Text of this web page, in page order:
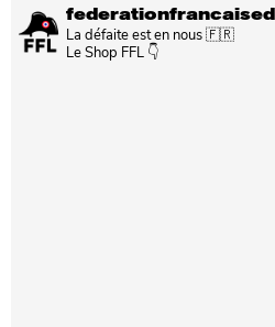
La défaite est en nous 🇫🇷
Le Shop FFL 👇